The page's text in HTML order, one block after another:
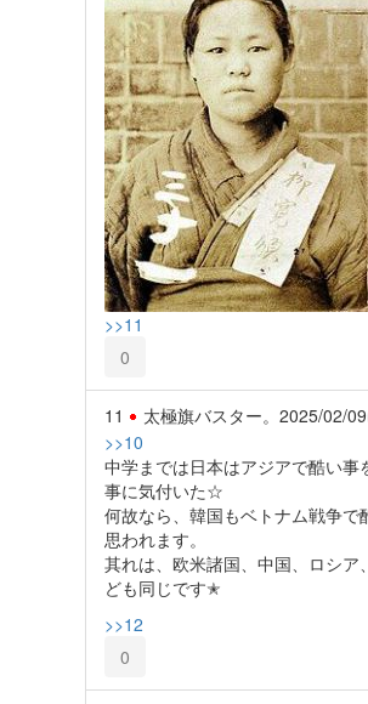
>>11
0
11 太極旗バスター。 2025/02/
>>10
中学までは日本はアジアで酷い
事に気付いた☆
何故なら、韓国もベトナム戦争
思われます。
其れは、欧米諸国、中国、ロシ
ども同じです✭
>>12
0